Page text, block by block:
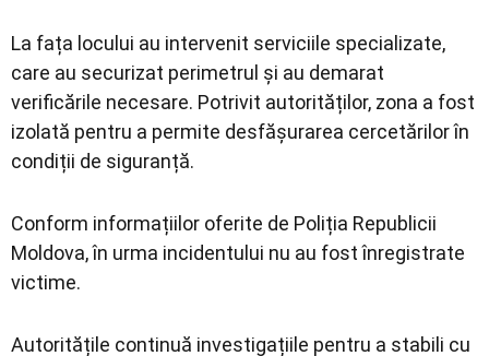
La fața locului au intervenit serviciile specializate,
care au securizat perimetrul și au demarat
verificările necesare. Potrivit autorităților, zona a fost
izolată pentru a permite desfășurarea cercetărilor în
condiții de siguranță.
Conform informațiilor oferite de Poliția Republicii
Moldova, în urma incidentului nu au fost înregistrate
victime.
Autoritățile continuă investigațiile pentru a stabili cu